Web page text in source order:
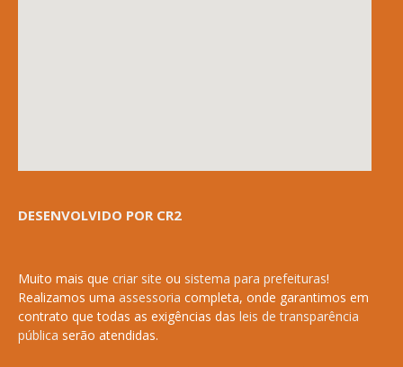
DESENVOLVIDO POR CR2
Muito mais que criar site ou sistema para prefeituras!
Realizamos uma assessoria completa, onde garantimos em
contrato que todas as exigências das leis de transparência
pública serão atendidas.